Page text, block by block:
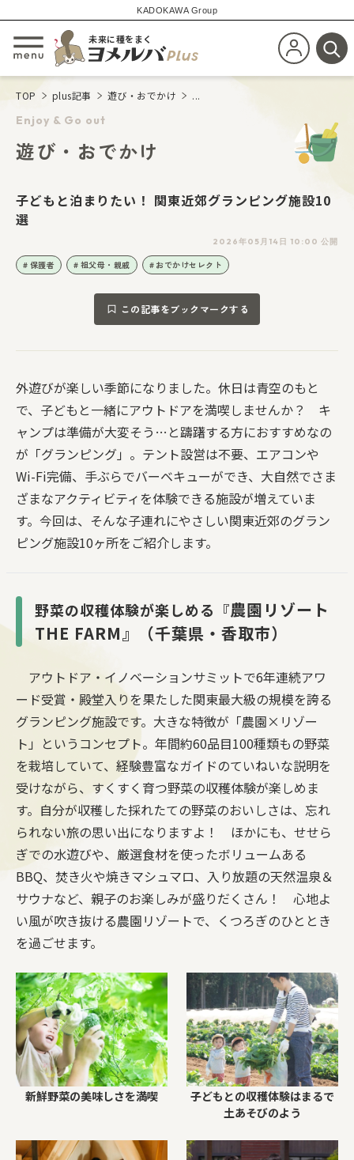
KADOKAWA Group
メニューを開閉する
未来に種をまく
新規会員登
検
TOP plus記事 遊び・おでかけ ...
Enjoy & Go out
遊び・おでかけ
子どもと泊まりたい！ 関東近郊グランピング施設10
選
2026年05月14日 10:00 公開
保護者 祖父母・親戚 おでかけセレクト
この記事をブックマークする
外遊びが楽しい季節になりました。休日は青空のもと
で、子どもと一緒にアウトドアを満喫しませんか？ キ
ャンプは準備が大変そう…と躊躇する方におすすめなの
が「グランピング」。テント設営は不要、エアコンや
Wi-Fi完備、手ぶらでバーベキューができ、大自然でさま
ざまなアクティビティを体験できる施設が増えていま
す。今回は、そんな子連れにやさしい関東近郊のグラン
ピング施設10ヶ所をご紹介します。
野菜の収穫体験が楽しめる『農園リゾート
THE FARM』（千葉県・香取市）
アウトドア・イノベーションサミットで6年連続アワ
ード受賞・殿堂入りを果たした関東最大級の規模を誇る
グランピング施設です。大きな特徴が「農園×リゾー
ト」というコンセプト。年間約60品目100種類もの野菜
を栽培していて、経験豊富なガイドのていねいな説明を
受けながら、すくすく育つ野菜の収穫体験が楽しめま
す。自分が収穫した採れたての野菜のおいしさは、忘れ
られない旅の思い出になりますよ！ ほかにも、せせら
ぎでの水遊びや、厳選食材を使ったボリュームある
BBQ、焚き火や焼きマシュマロ、入り放題の天然温泉＆
サウナなど、親子のお楽しみが盛りだくさん！ 心地よ
い風が吹き抜ける農園リゾートで、くつろぎのひととき
を過ごせます。
新鮮野菜の美味しさを満喫
子どもとの収穫体験はまるで
土あそびのよう